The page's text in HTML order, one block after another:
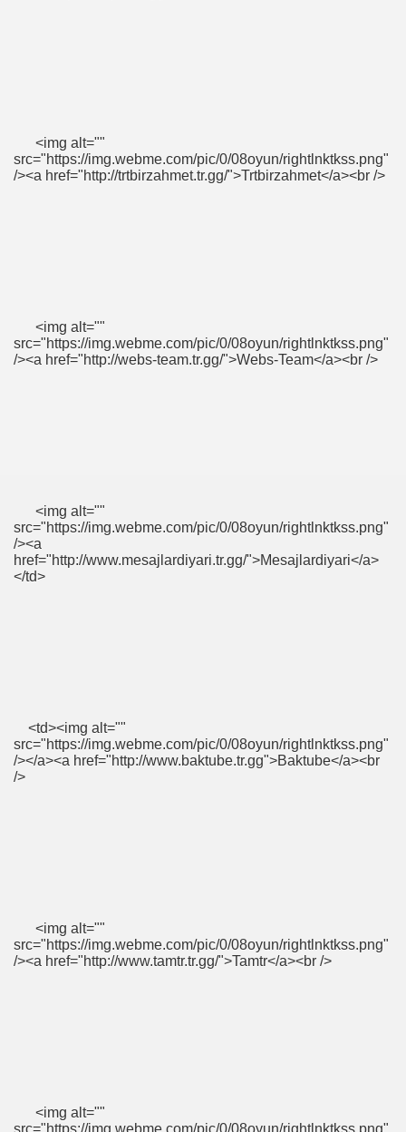
<img alt=""
src="https://img.webme.com/pic/0/08oyun/rightlnktkss.png"
/><a href="http://trtbirzahmet.tr.gg/">Trtbirzahmet</a><br />
<img alt=""
src="https://img.webme.com/pic/0/08oyun/rightlnktkss.png"
/><a href="http://webs-team.tr.gg/">Webs-Team</a><br />
<img alt=""
src="https://img.webme.com/pic/0/08oyun/rightlnktkss.png"
/><a
href="http://www.mesajlardiyari.tr.gg/">Mesajlardiyari</a>
</td>
<td><img alt=""
src="https://img.webme.com/pic/0/08oyun/rightlnktkss.png"
/></a><a href="http://www.baktube.tr.gg">Baktube</a><br
/>
<img alt=""
src="https://img.webme.com/pic/0/08oyun/rightlnktkss.png"
/><a href="http://www.tamtr.tr.gg/">Tamtr</a><br />
<img alt=""
src="https://img.webme.com/pic/0/08oyun/rightlnktkss.png"